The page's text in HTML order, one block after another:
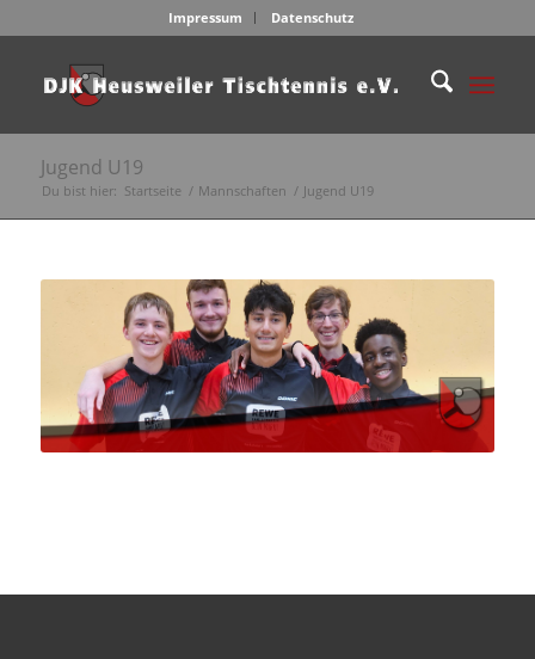
Impressum Datenschutz
Jugend U19
Du bist hier: Startseite / Mannschaften / Jugend U19